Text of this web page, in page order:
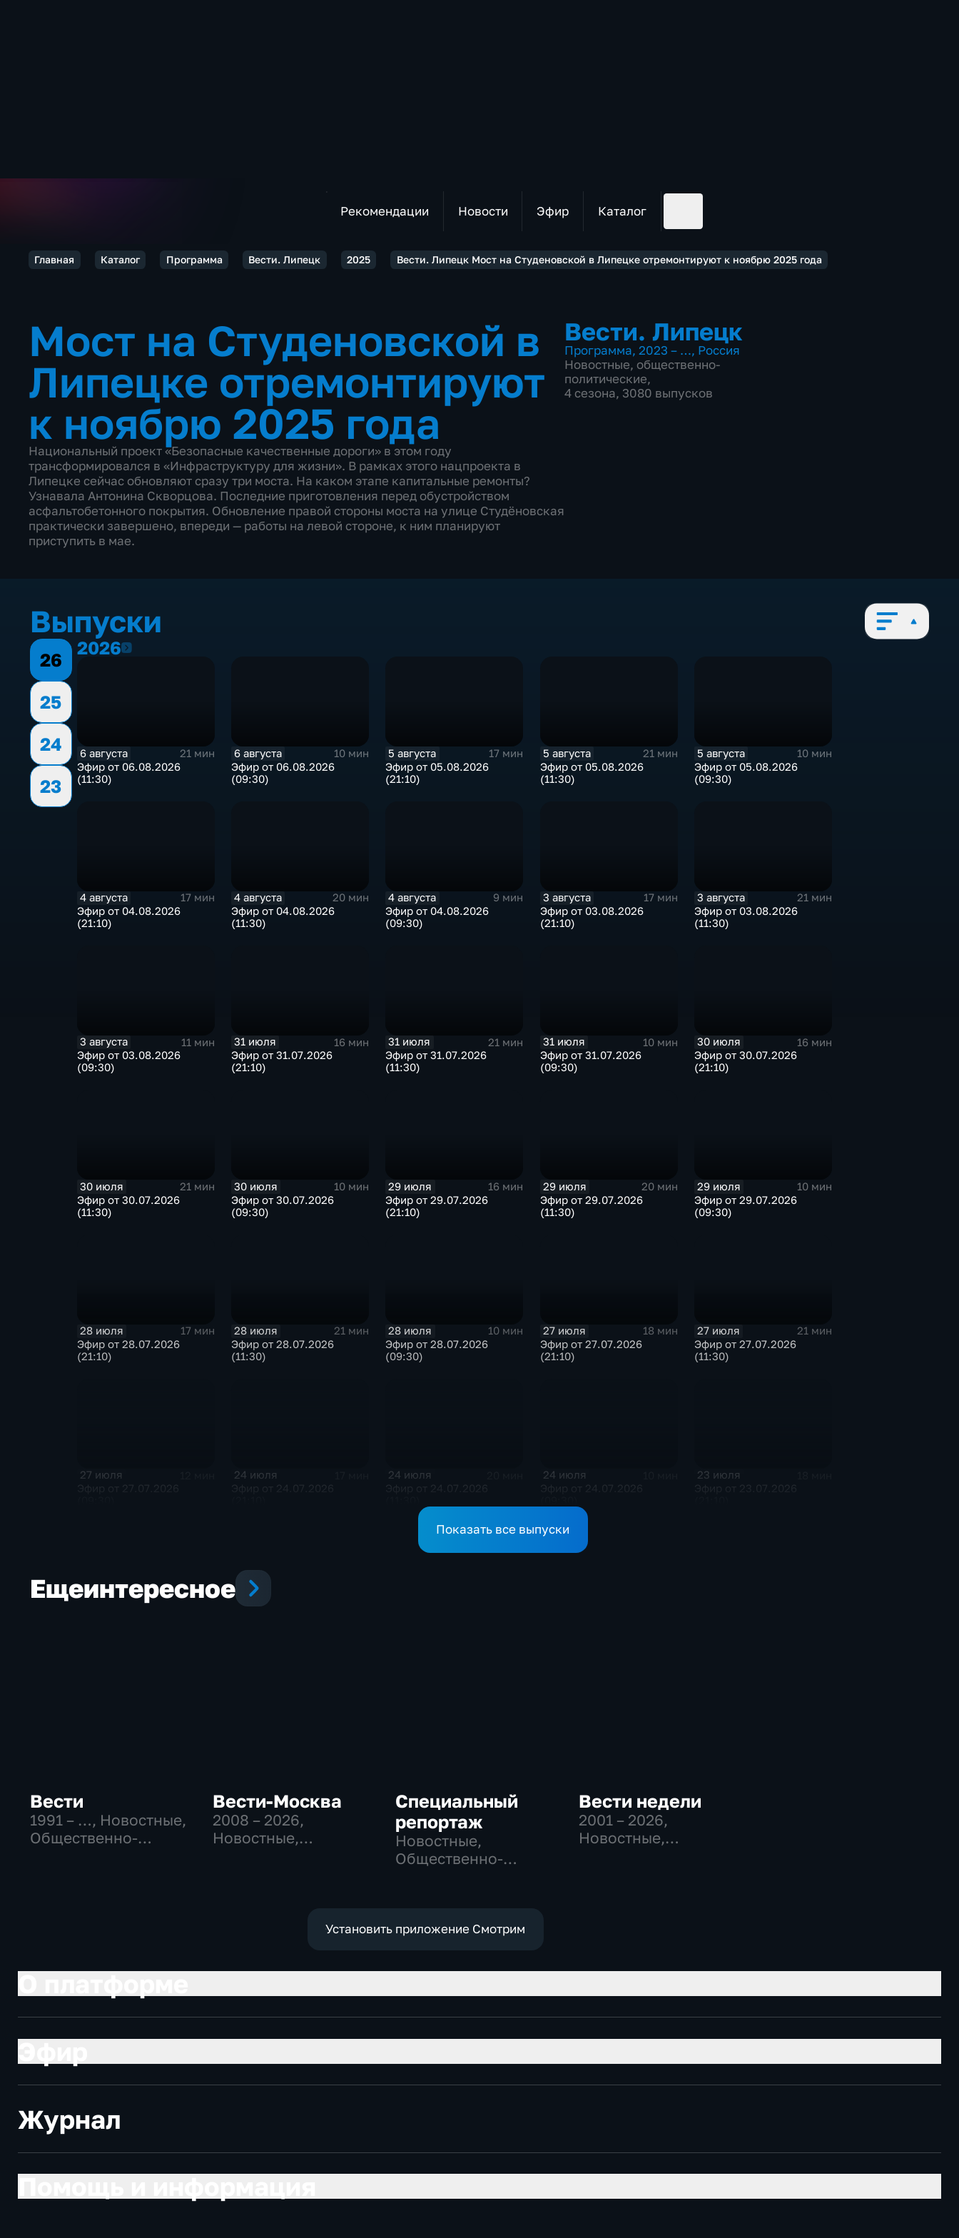
Рекомендации Новости Эфир Каталог
Главная Каталог Программа Вести. Липецк 2025 Вести. Липецк Мост на Студеновской в Липецке отремонтируют к ноябрю 2025 года
Мост на Студеновской в
Липецке отремонтируют
к ноябрю 2025 года
Национальный проект «Безопасные качественные дороги» в этом году
трансформировался в «Инфраструктуру для жизни». В рамках этого нацпроекта в
Липецке сейчас обновляют сразу три моста. На каком этапе капитальные ремонты?
Узнавала Антонина Скворцова. Последние приготовления перед обустройством
асфальтобетонного покрытия. Обновление правой стороны моста на улице Студёновская
практически завершено, впереди — работы на левой стороне, к ним планируют
приступить в мае.
Вести. Липецк
Программа, 2023 – …, Россия
Новостные, общественно-
политические,
4 сезона, 3080 выпусков
Выпуски
26
25
24
23
20262026
6 августа
21 мин
Эфир от 06.08.2026
(11:30)
6 августа
10 мин
Эфир от 06.08.2026
(09:30)
5 августа
17 мин
Эфир от 05.08.2026
(21:10)
5 августа
21 мин
Эфир от 05.08.2026
(11:30)
5 августа
10 мин
Эфир от 05.08.2026
(09:30)
4 августа
17 мин
Эфир от 04.08.2026
(21:10)
4 августа
20 мин
Эфир от 04.08.2026
(11:30)
4 августа
9 мин
Эфир от 04.08.2026
(09:30)
3 августа
17 мин
Эфир от 03.08.2026
(21:10)
3 августа
21 мин
Эфир от 03.08.2026
(11:30)
3 августа
11 мин
Эфир от 03.08.2026
(09:30)
31 июля
16 мин
Эфир от 31.07.2026
(21:10)
31 июля
21 мин
Эфир от 31.07.2026
(11:30)
31 июля
10 мин
Эфир от 31.07.2026
(09:30)
30 июля
16 мин
Эфир от 30.07.2026
(21:10)
30 июля
21 мин
Эфир от 30.07.2026
(11:30)
30 июля
10 мин
Эфир от 30.07.2026
(09:30)
29 июля
16 мин
Эфир от 29.07.2026
(21:10)
29 июля
20 мин
Эфир от 29.07.2026
(11:30)
29 июля
10 мин
Эфир от 29.07.2026
(09:30)
28 июля
17 мин
Эфир от 28.07.2026
(21:10)
28 июля
21 мин
Эфир от 28.07.2026
(11:30)
28 июля
10 мин
Эфир от 28.07.2026
(09:30)
27 июля
18 мин
Эфир от 27.07.2026
(21:10)
27 июля
21 мин
Эфир от 27.07.2026
(11:30)
27 июля 24 июля 24 июля 24 июля 23 июля
Показать все выпуски
Ещеинтересное
Вести
1991 – …, Новостные,
Общественно-
Вести-Москва
2008 – 2026,
Новостные,
Специальный
репортаж
Новостные,
Общественно-
Вести недели
2001 – 2026,
Новостные,
Установить приложение Смотрим
Журнал